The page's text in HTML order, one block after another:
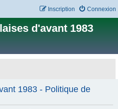
Connexion
Inscription
d'avant 1983
1983 - Politique de